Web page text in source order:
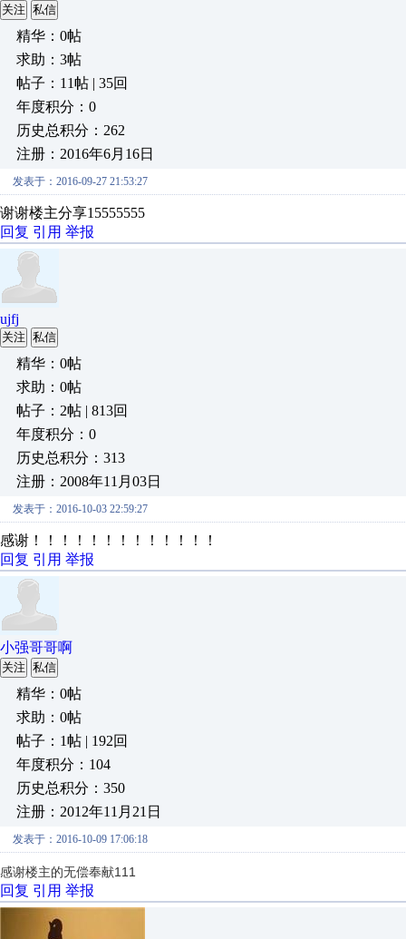
关注 私信
精华：0帖
求助：3帖
帖子：11帖 | 35回
年度积分：0
历史总积分：262
注册：2016年6月16日
发表于：2016-09-27 21:53:27
谢谢楼主分享15555555
回复 引用 举报
ujfj
关注 私信
精华：0帖
求助：0帖
帖子：2帖 | 813回
年度积分：0
历史总积分：313
注册：2008年11月03日
发表于：2016-10-03 22:59:27
感谢！！！！！！！！！！！！！
回复 引用 举报
小强哥哥啊
关注 私信
精华：0帖
求助：0帖
帖子：1帖 | 192回
年度积分：104
历史总积分：350
注册：2012年11月21日
发表于：2016-10-09 17:06:18
感谢楼主的无偿奉献111
回复 引用 举报